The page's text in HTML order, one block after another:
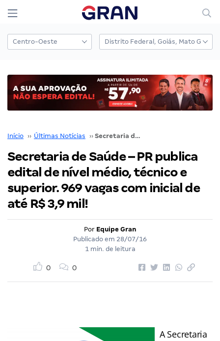
Início ›› Últimas Notícias ›› Secretaria de Saúde – PR publica edital de nível médio, técnico e superior. 969 vagas com inicial de até R$ 3,9 mil!
Secretaria de Saúde – PR publica
edital de nível médio, técnico e
superior. 969 vagas com inicial de
até R$ 3,9 mil!
Por Equipe Gran
Publicado em 28/07/16
1 min. de leitura
0 0
A Secretaria